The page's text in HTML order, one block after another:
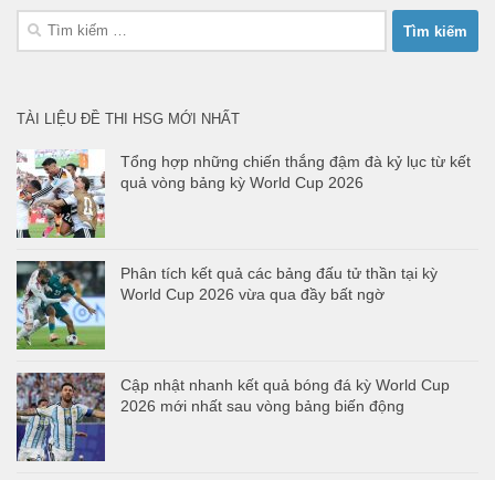
Tìm
TÀI LIỆU ĐỀ THI HSG MỚI NHẤT
Tổng hợp những chiến thắng đậm đà kỷ lục từ kết
quả vòng bảng kỳ World Cup 2026
Phân tích kết quả các bảng đấu tử thần tại kỳ
World Cup 2026 vừa qua đầy bất ngờ
Cập nhật nhanh kết quả bóng đá kỳ World Cup
2026 mới nhất sau vòng bảng biến động